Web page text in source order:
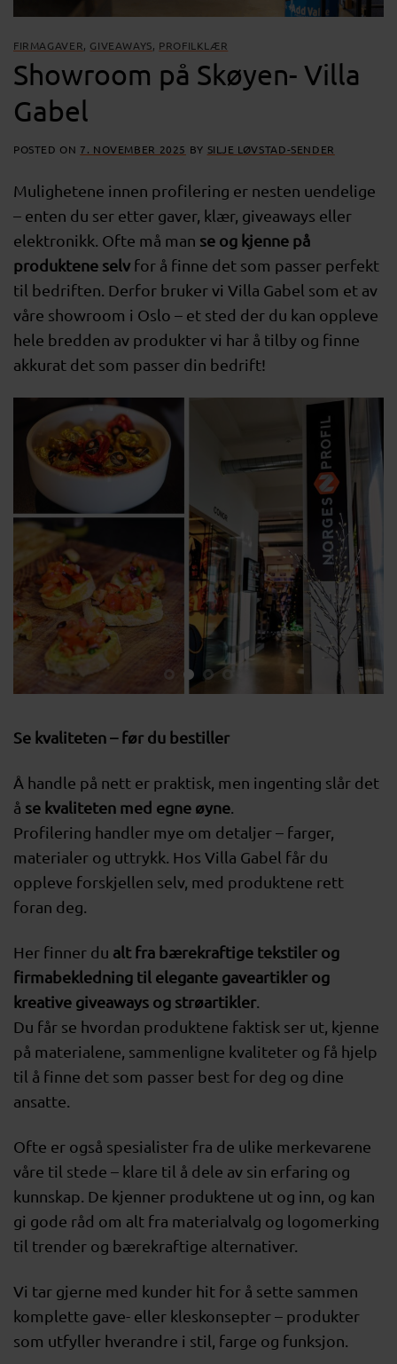
FIRMAGAVER, GIVEAWAYS, PROFILKLÆR
Showroom på Skøyen- Villa
Gabel
POSTED ON 7. NOVEMBER 2025 BY SILJE LØVSTAD-SENDER
Mulighetene innen profilering er nesten uendelige
– enten du ser etter gaver, klær, giveaways eller
elektronikk. Ofte må man se og kjenne på
produktene selv for å finne det som passer perfekt
til bedriften. Derfor bruker vi Villa Gabel som et av
våre showroom i Oslo – et sted der du kan oppleve
hele bredden av produkter vi har å tilby og finne
akkurat det som passer din bedrift!
Se kvaliteten – før du bestiller
Å handle på nett er praktisk, men ingenting slår det
å se kvaliteten med egne øyne.
Profilering handler mye om detaljer – farger,
materialer og uttrykk. Hos Villa Gabel får du
oppleve forskjellen selv, med produktene rett
foran deg.
Her finner du alt fra bærekraftige tekstiler og
firmabekledning til elegante gaveartikler og
kreative giveaways og strøartikler.
Du får se hvordan produktene faktisk ser ut, kjenne
på materialene, sammenligne kvaliteter og få hjelp
til å finne det som passer best for deg og dine
ansatte.
Ofte er også spesialister fra de ulike merkevarene
våre til stede – klare til å dele av sin erfaring og
kunnskap. De kjenner produktene ut og inn, og kan
gi gode råd om alt fra materialvalg og logomerking
til trender og bærekraftige alternativer.
Vi tar gjerne med kunder hit for å sette sammen
komplette gave- eller kleskonsepter – produkter
som utfyller hverandre i stil, farge og funksjon.